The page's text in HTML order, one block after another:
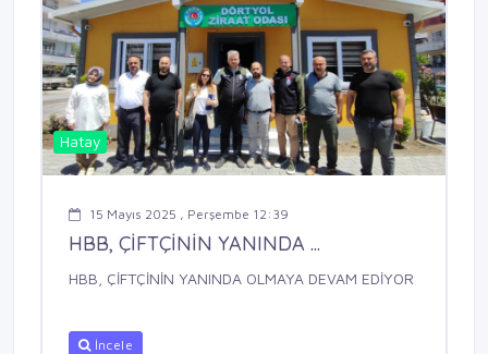
Hatay
15 Mayıs 2025 , Perşembe 12:39
HBB, ÇİFTÇİNİN YANINDA ...
HBB, ÇİFTÇİNİN YANINDA OLMAYA DEVAM EDİYOR
İncele